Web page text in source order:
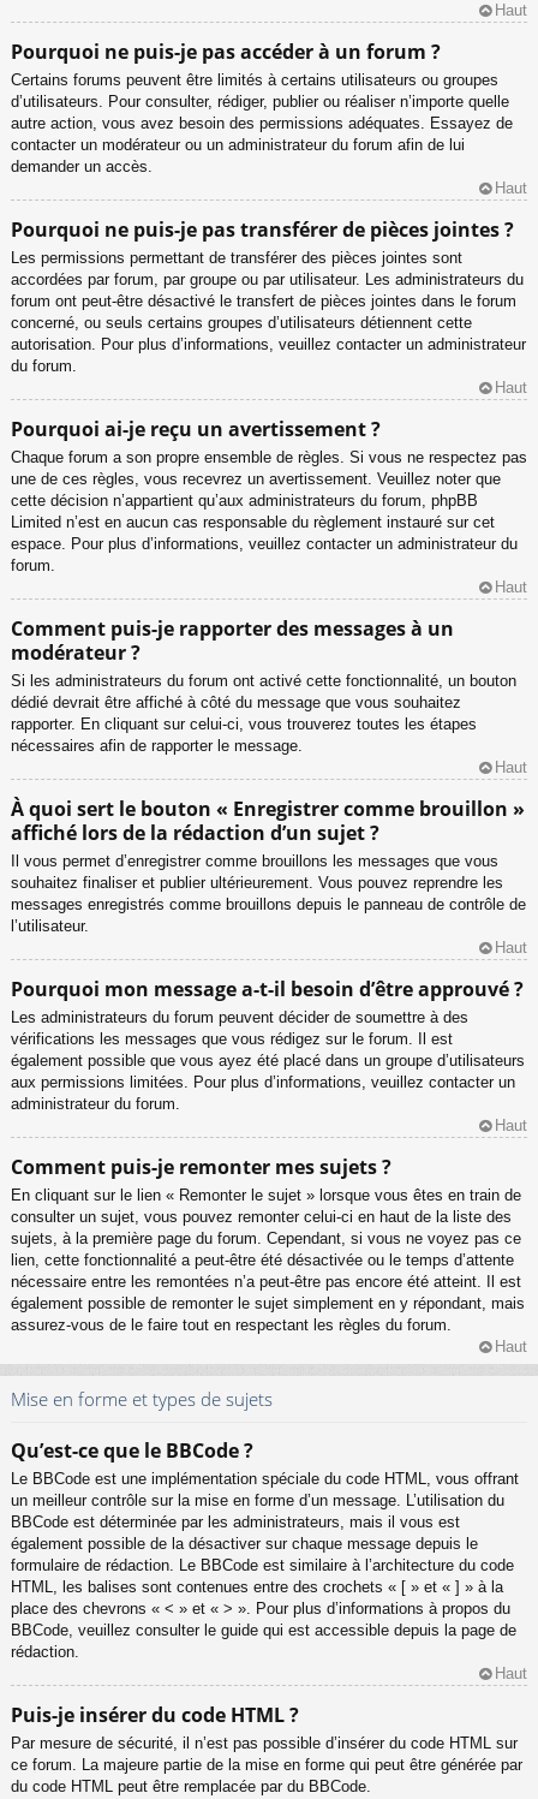
Haut
Pourquoi ne puis-je pas accéder à un forum ?
Certains forums peuvent être limités à certains utilisateurs ou groupes
d’utilisateurs. Pour consulter, rédiger, publier ou réaliser n’importe quelle
autre action, vous avez besoin des permissions adéquates. Essayez de
contacter un modérateur ou un administrateur du forum afin de lui
demander un accès.
Haut
Pourquoi ne puis-je pas transférer de pièces jointes ?
Les permissions permettant de transférer des pièces jointes sont
accordées par forum, par groupe ou par utilisateur. Les administrateurs du
forum ont peut-être désactivé le transfert de pièces jointes dans le forum
concerné, ou seuls certains groupes d’utilisateurs détiennent cette
autorisation. Pour plus d’informations, veuillez contacter un administrateur
du forum.
Haut
Pourquoi ai-je reçu un avertissement ?
Chaque forum a son propre ensemble de règles. Si vous ne respectez pas
une de ces règles, vous recevrez un avertissement. Veuillez noter que
cette décision n’appartient qu’aux administrateurs du forum, phpBB
Limited n’est en aucun cas responsable du règlement instauré sur cet
espace. Pour plus d’informations, veuillez contacter un administrateur du
forum.
Haut
Comment puis-je rapporter des messages à un
modérateur ?
Si les administrateurs du forum ont activé cette fonctionnalité, un bouton
dédié devrait être affiché à côté du message que vous souhaitez
rapporter. En cliquant sur celui-ci, vous trouverez toutes les étapes
nécessaires afin de rapporter le message.
Haut
À quoi sert le bouton « Enregistrer comme brouillon »
affiché lors de la rédaction d’un sujet ?
Il vous permet d’enregistrer comme brouillons les messages que vous
souhaitez finaliser et publier ultérieurement. Vous pouvez reprendre les
messages enregistrés comme brouillons depuis le panneau de contrôle de
l’utilisateur.
Haut
Pourquoi mon message a-t-il besoin d’être approuvé ?
Les administrateurs du forum peuvent décider de soumettre à des
vérifications les messages que vous rédigez sur le forum. Il est
également possible que vous ayez été placé dans un groupe d’utilisateurs
aux permissions limitées. Pour plus d’informations, veuillez contacter un
administrateur du forum.
Haut
Comment puis-je remonter mes sujets ?
En cliquant sur le lien « Remonter le sujet » lorsque vous êtes en train de
consulter un sujet, vous pouvez remonter celui-ci en haut de la liste des
sujets, à la première page du forum. Cependant, si vous ne voyez pas ce
lien, cette fonctionnalité a peut-être été désactivée ou le temps d’attente
nécessaire entre les remontées n’a peut-être pas encore été atteint. Il est
également possible de remonter le sujet simplement en y répondant, mais
assurez-vous de le faire tout en respectant les règles du forum.
Haut
Mise en forme et types de sujets
Qu’est-ce que le BBCode ?
Le BBCode est une implémentation spéciale du code HTML, vous offrant
un meilleur contrôle sur la mise en forme d’un message. L’utilisation du
BBCode est déterminée par les administrateurs, mais il vous est
également possible de la désactiver sur chaque message depuis le
formulaire de rédaction. Le BBCode est similaire à l’architecture du code
HTML, les balises sont contenues entre des crochets « [ » et « ] » à la
place des chevrons « < » et « > ». Pour plus d’informations à propos du
BBCode, veuillez consulter le guide qui est accessible depuis la page de
rédaction.
Haut
Puis-je insérer du code HTML ?
Par mesure de sécurité, il n’est pas possible d’insérer du code HTML sur
ce forum. La majeure partie de la mise en forme qui peut être générée par
du code HTML peut être remplacée par du BBCode.